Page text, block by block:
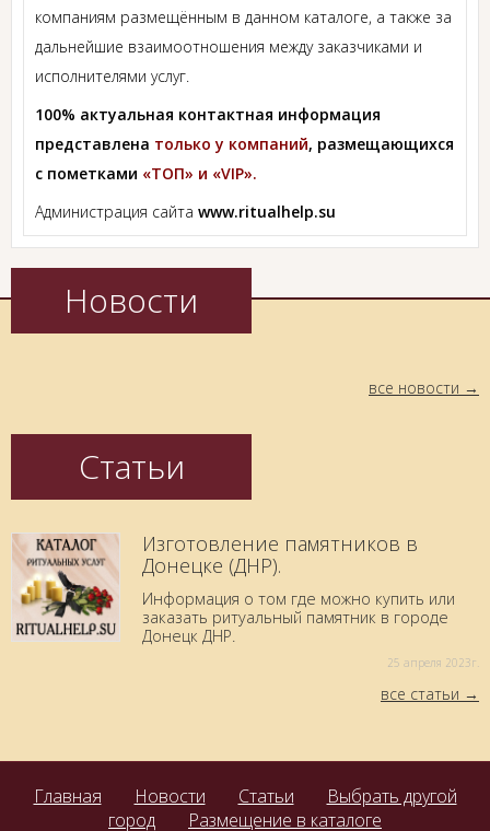
компаниям размещённым в данном каталоге, а также за
дальнейшие взаимоотношения между заказчиками и
исполнителями услуг.
100% актуальная контактная информация
представлена только у компаний, размещающихся
с пометками «ТОП» и «VIP».
Администрация сайта www.ritualhelp.su
Новости
все новости
Статьи
Изготовление памятников в
Донецке (ДНР).
Информация о том где можно купить или
заказать ритуальный памятник в городе
Донецк ДНР.
25 aпреля 2023г.
все статьи
Главная Новости Статьи
Выбрать другой
город
Размещение в каталоге